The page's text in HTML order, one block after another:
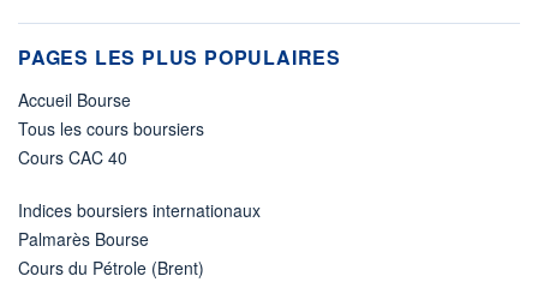
PAGES LES PLUS POPULAIRES
Accueil Bourse
Tous les cours boursiers
Cours CAC 40
Indices boursiers internationaux
Palmarès Bourse
Cours du Pétrole (Brent)